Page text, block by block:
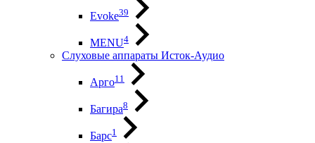
Evoke39
MENU4
Слуховые аппараты Исток-Аудио
Арго11
Багира8
Барс1